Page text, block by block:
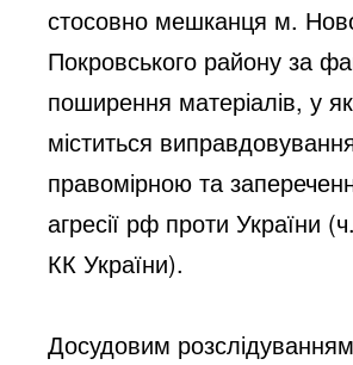
стосовно мешканця м.
Покровського району за
поширення матеріалів, у
міститься
правомірною та
агресії рф проти України
КК України).
Досудовим розслідуванням